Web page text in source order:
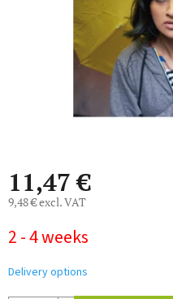
11,47 €
9,48 € excl. VAT
price:
2 - 4 weeks
Delivery options